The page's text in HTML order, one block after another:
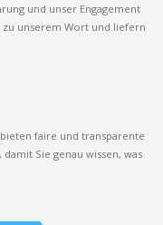
und unser Engagement
unserem Wort und liefern
faire und transparente
Sie genau wissen, was